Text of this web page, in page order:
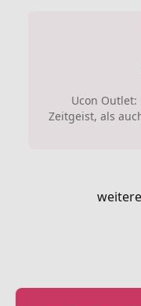
Ucon
Zeitgeist, als